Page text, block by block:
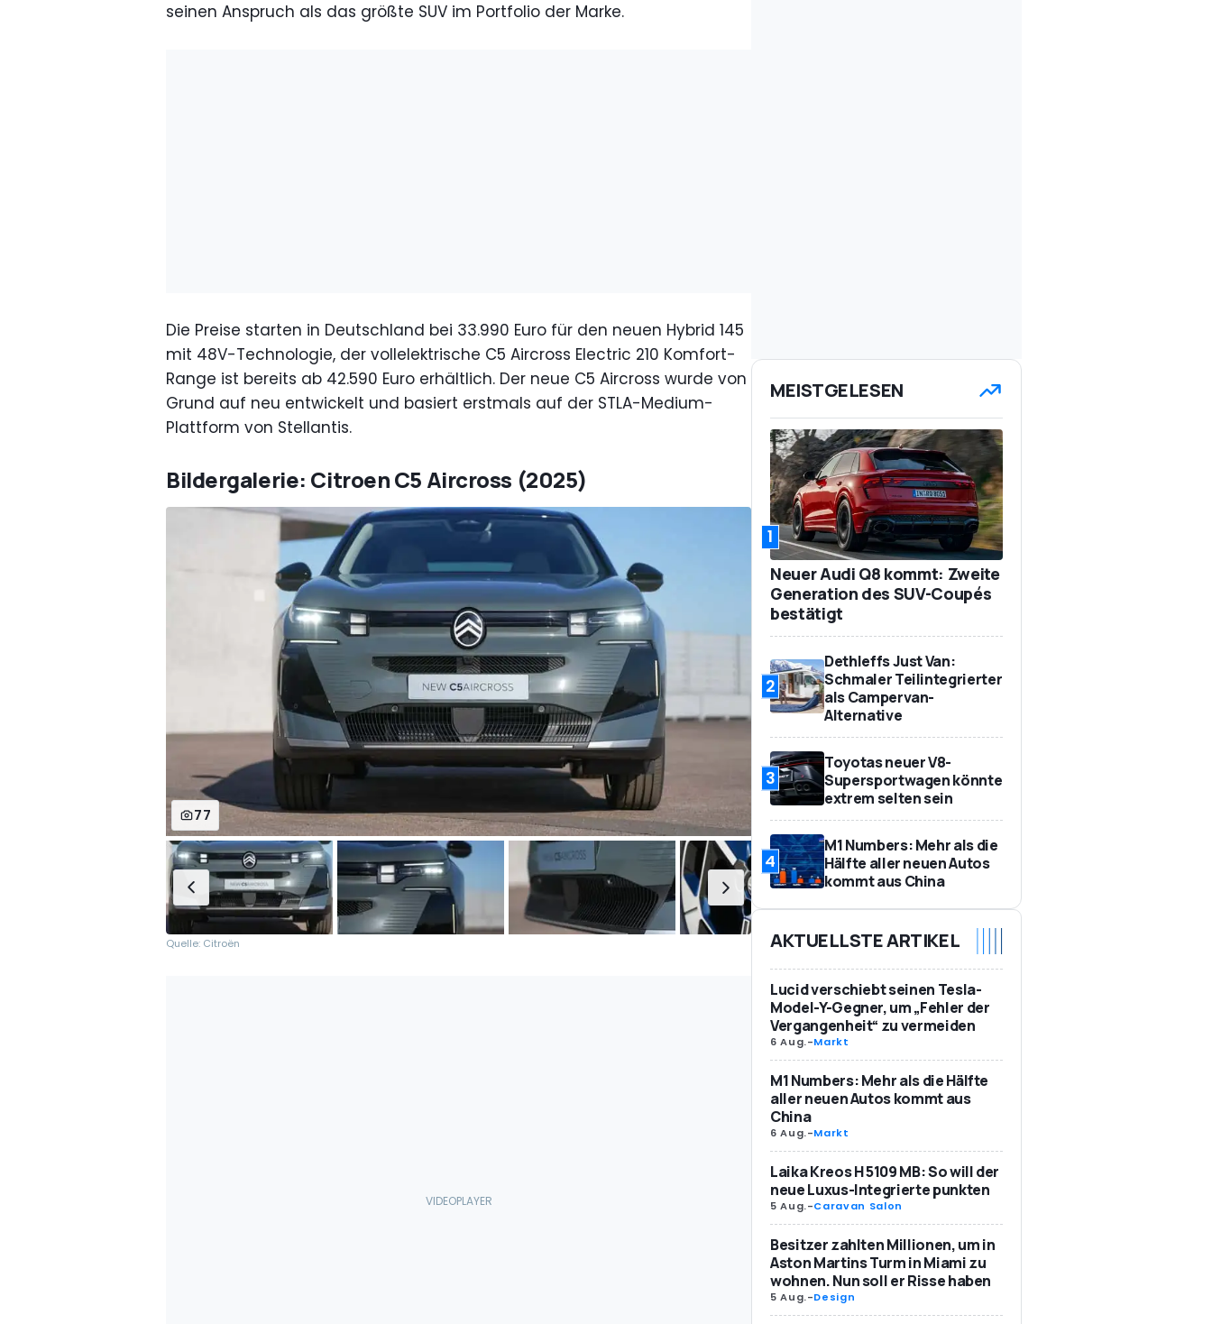
seinen Anspruch als das größte SUV im Portfolio der Marke.
Die Preise starten in Deutschland bei 33.990 Euro für den neuen Hybrid 145
mit 48V-Technologie, der vollelektrische C5 Aircross Electric 210 Komfort-
Range ist bereits ab 42.590 Euro erhältlich. Der neue C5 Aircross wurde von
Grund auf neu entwickelt und basiert erstmals auf der STLA-Medium-
Plattform von Stellantis.
Bildergalerie: Citroen C5 Aircross (2025)
77
Quelle: Citroën
MEISTGELESEN
1
Neuer Audi Q8 kommt: Zweite
Generation des SUV-Coupés
bestätigt
2
Dethleffs Just Van:
Schmaler Teilintegrierter
als Campervan-
Alternative
3
Toyotas neuer V8-
Supersportwagen könnte
extrem selten sein
4
M1 Numbers: Mehr als die
Hälfte aller neuen Autos
kommt aus China
AKTUELLSTE ARTIKEL
Lucid verschiebt seinen Tesla-
Model-Y-Gegner, um „Fehler der
Vergangenheit“ zu vermeiden
6 Aug.-Markt
M1 Numbers: Mehr als die Hälfte
aller neuen Autos kommt aus
China
6 Aug.-Markt
Laika Kreos H 5109 MB: So will der
neue Luxus-Integrierte punkten
5 Aug.-Caravan Salon
Besitzer zahlten Millionen, um in
Aston Martins Turm in Miami zu
wohnen. Nun soll er Risse haben
5 Aug.-Design